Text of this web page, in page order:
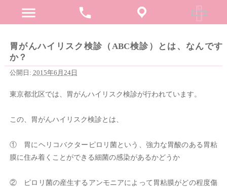
menu phone
胃がんハイリスク検診（ABC検診）とは、なんです
か？
公開日: 2015年6月24日
東京都北区では、胃がんハイリスク検診が行われています。
この、胃がんハイリスク検診とは、
① 胃にヘリコバクターピロリ菌という、強力な胃酸のある胃粘
膜に住み着くことができる細菌の感染があるかどうか
② ピロリ菌の産生するアンモニアによって胃粘膜がどの程度傷